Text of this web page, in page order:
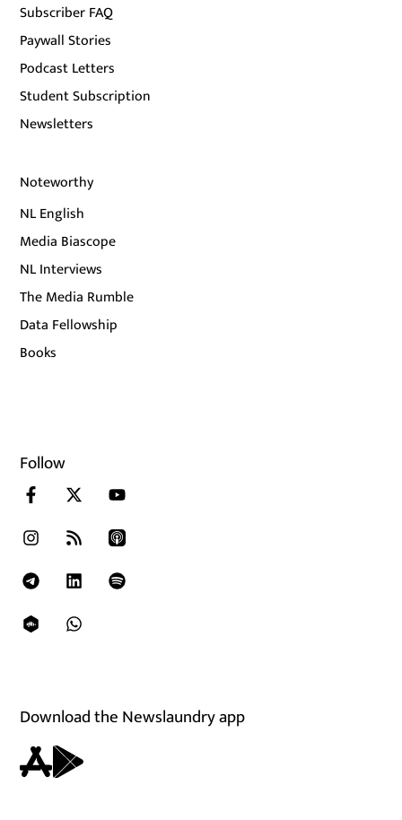
Subscriber FAQ
Paywall Stories
Podcast Letters
Student Subscription
Newsletters
Noteworthy
NL English
Media Biascope
NL Interviews
The Media Rumble
Data Fellowship
Books
Follow
Download the Newslaundry app